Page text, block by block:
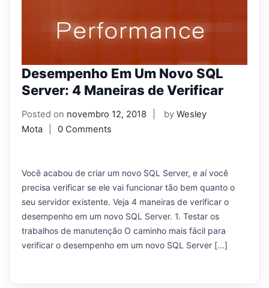
Desempenho Em Um Novo SQL
Server: 4 Maneiras de Verificar
Posted on novembro 12, 2018 by Wesley
Mota
0 Comments
Você acabou de criar um novo SQL Server, e aí você
precisa verificar se ele vai funcionar tão bem quanto o
seu servidor existente. Veja 4 maneiras de verificar o
desempenho em um novo SQL Server. 1. Testar os
trabalhos de manutenção O caminho mais fácil para
verificar o desempenho em um novo SQL Server […]